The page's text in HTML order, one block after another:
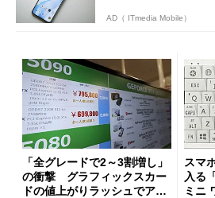
AD（ ITmedia Mobile）
「全グレードで2～3割増し」
の衝撃 グラフィックスカー
ドの値上がりラッシュでアキ
スマ
入る
ミニ